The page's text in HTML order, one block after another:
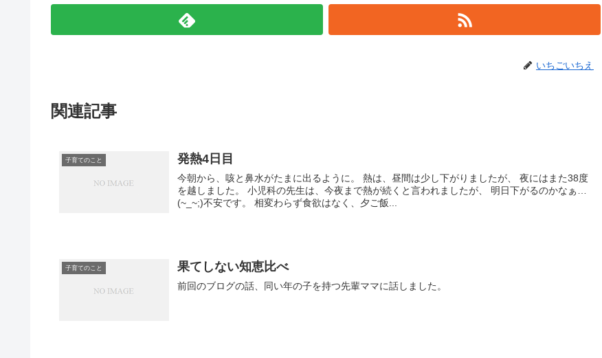
いちごいちえ
関連記事
子育てのこと 発熱4日目
今朝から、咳と鼻水がたまに出るように。 熱は、昼間は少し下がりましたが、 夜にはまた38度
を越しました。 小児科の先生は、今夜まで熱が続くと言われましたが、 明日下がるのかなぁ…
(~_~;)不安です。 相変わらず食欲はなく、夕ご飯...
子育てのこと 果てしない知恵比べ
前回のブログの話、同い年の子を持つ先輩ママに話しました。